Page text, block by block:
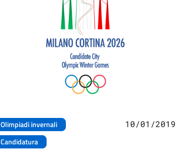
Olimpiadi invernali
Candidatura
10/01/2019